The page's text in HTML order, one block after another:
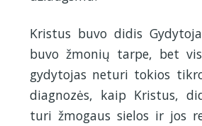
Kristus buvo didis
buvo žmonių tarpe, bet
gydytojas neturi tokios
diagnozės, kaip Kristus,
turi žmogaus sielos ir jos